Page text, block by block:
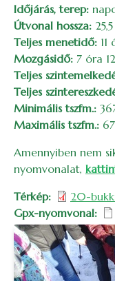
Időjárás, terep:
Útvonal hossza:
Teljes menetidő: 11
Mozgásidő: 7 óra
Teljes
Teljes
Minimális tszfm.:
Maximális tszfm.:
Amennyiben nem
nyomvonalat,
Térkép
20-
Gpx-nyomvonal